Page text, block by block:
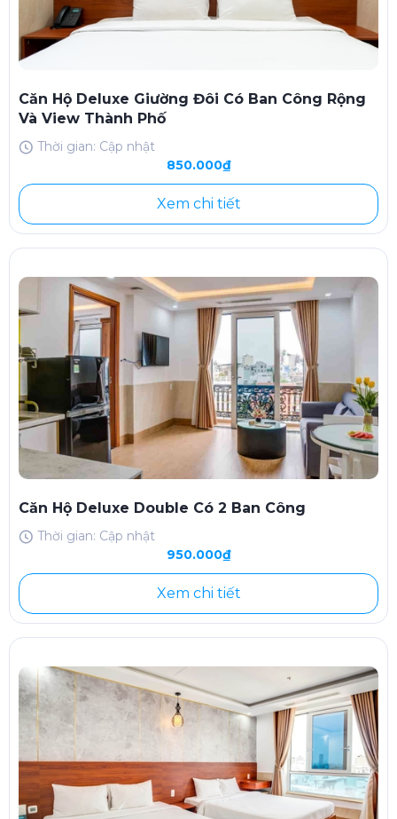
Căn Hộ Deluxe Giường Đôi Có Ban Công Rộng
Và View Thành Phố
Thời gian: Cập nhật
850.000₫
Xem chi tiết
Căn Hộ Deluxe Double Có 2 Ban Công
Thời gian: Cập nhật
950.000₫
Xem chi tiết